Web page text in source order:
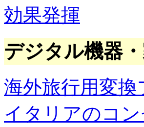
効果発揮
デジタル機器
海外旅行用変換
イタリアのコ